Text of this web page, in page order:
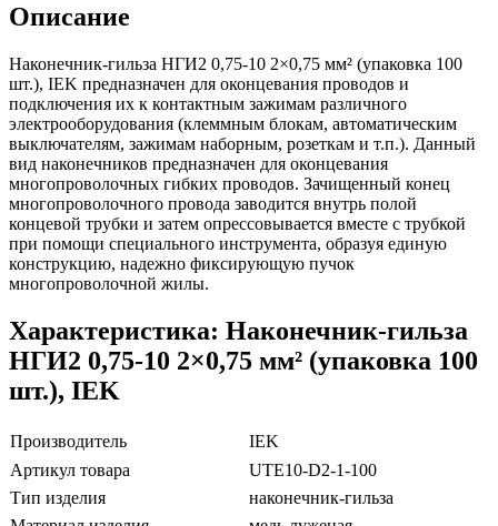
Описание
Наконечник-гильза НГИ2 0,75-10 2×0,75 мм² (упаковка 100
шт.), IEK предназначен для оконцевания проводов и
подключения их к контактным зажимам различного
электрооборудования (клеммным блокам, автоматическим
выключателям, зажимам наборным, розеткам и т.п.). Данный
вид наконечников предназначен для оконцевания
многопроволочных гибких проводов. Зачищенный конец
многопроволочного провода заводится внутрь полой
концевой трубки и затем опрессовывается вместе с трубкой
при помощи специального инструмента, образуя единую
конструкцию, надежно фиксирующую пучок
многопроволочной жилы.
Характеристика: Наконечник-гильза
НГИ2 0,75-10 2×0,75 мм² (упаковка 100
шт.), IEK
Производитель
IEK
Артикул товара
UTE10-D2-1-100
Тип изделия
наконечник-гильза